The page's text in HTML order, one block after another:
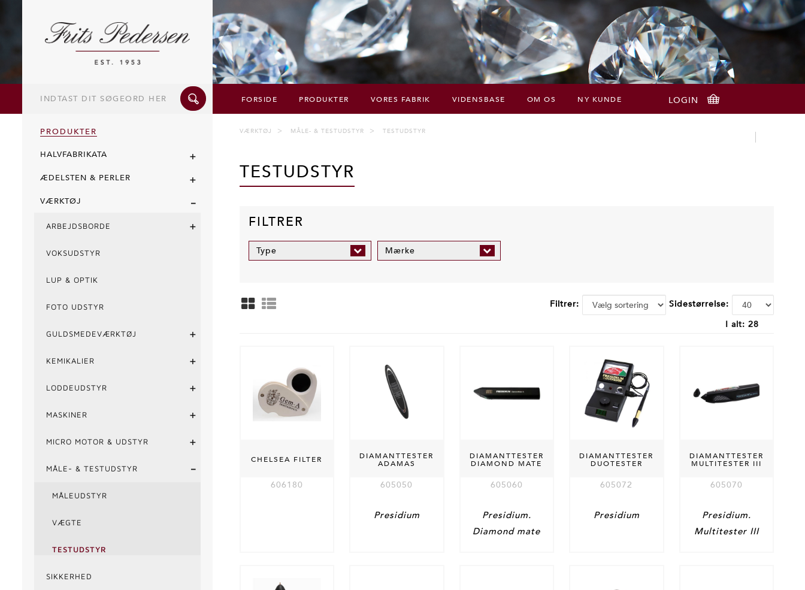
søgeord
FORSIDE PRODUKTER VORES FABRIK VIDENSBASE OM OS NY KUNDE
PRODUKTER
HALVFABRIKATA +
ÆDELSTEN & PERLER +
VÆRKTØJ -
ARBEJDSBORDE +
VOKSUDSTYR
LUP & OPTIK
FOTO UDSTYR
GULDSMEDEVÆRKTØJ +
KEMIKALIER +
LODDEUDSTYR +
MASKINER +
MICRO MOTOR & UDSTYR +
MÅLE- & TESTUDSTYR -
MÅLEUDSTYR
VÆGTE
TESTUDSTYR
SIKKERHED
VÆRKTØJ MÅLE- & TESTUDSTYR TESTUDSTYR
TESTUDSTYR
FILTRER
Type Mærke
Filtrer:
Sidestørrelse:
I alt: 28
CHELSEA FILTER
606180
DIAMANTTESTER
ADAMAS
605050
Presidium
DIAMANTTESTER
DIAMOND MATE
605060
Presidium.
Diamond mate
DIAMANTTESTER
DUOTESTER
605072
Presidium
DIAMANTTESTER
MULTITESTER III
605070
Presidium.
Multitester III